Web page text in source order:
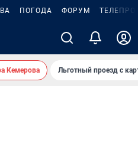
ПОГОДА ФОРУМ
Кемерова Льготный проезд с